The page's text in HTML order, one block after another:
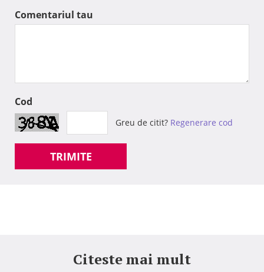
Comentariul tau
Cod
Greu de citit? Regenerare cod
TRIMITE
Citeste mai mult